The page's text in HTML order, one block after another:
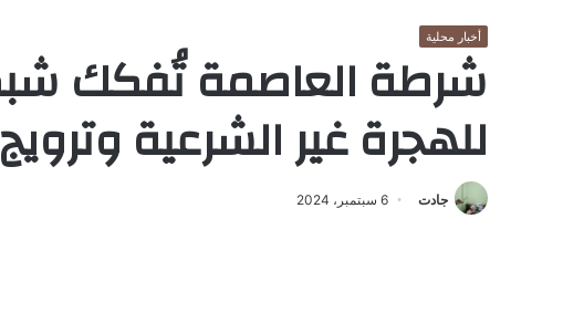
أخبار محلية
شرطة العاصمة تُفكك
للهجرة غير الشرعية
جادت 6 سبتمبر، 2024